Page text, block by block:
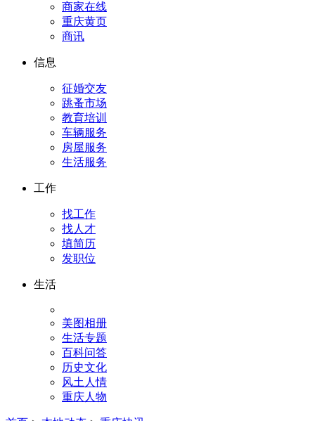
商家在线
重庆黄页
商讯
信息
征婚交友
跳蚤市场
教育培训
车辆服务
房屋服务
生活服务
工作
找工作
找人才
填简历
发职位
生活
美图相册
生活专题
百科问答
历史文化
风土人情
重庆人物